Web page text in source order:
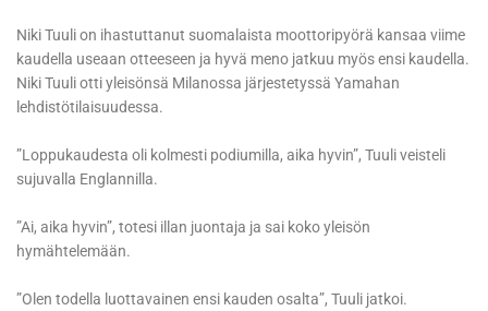
Niki Tuuli on ihastuttanut suomalaista moottoripyörä kansaa viime
kaudella useaan otteeseen ja hyvä meno jatkuu myös ensi kaudella.
Niki Tuuli otti yleisönsä Milanossa järjestetyssä Yamahan
lehdistötilaisuudessa.
”Loppukaudesta oli kolmesti podiumilla, aika hyvin”, Tuuli veisteli
sujuvalla Englannilla.
”Ai, aika hyvin”, totesi illan juontaja ja sai koko yleisön
hymähtelemään.
”Olen todella luottavainen ensi kauden osalta”, Tuuli jatkoi.